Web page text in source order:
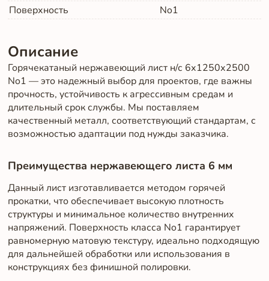
Поверхность
No1
Описание
Горячекатаный нержавеющий лист н/с 6х1250х2500
No1 — это надежный выбор для проектов, где важны
прочность, устойчивость к агрессивным средам и
длительный срок службы. Мы поставляем
качественный металл, соответствующий стандартам, с
возможностью адаптации под нужды заказчика.
Преимущества нержавеющего листа 6 мм
Данный лист изготавливается методом горячей
прокатки, что обеспечивает высокую плотность
структуры и минимальное количество внутренних
напряжений. Поверхность класса No1 гарантирует
равномерную матовую текстуру, идеально подходящую
для дальнейшей обработки или использования в
конструкциях без финишной полировки.